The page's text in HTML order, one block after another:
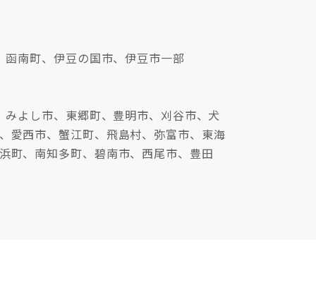
南町、伊豆の国市、伊豆市一部
よし市、東郷町、豊明市、刈谷市、犬
愛西市、蟹江町、飛島村、弥富市、東海
町、南知多町、碧南市、西尾市、豊田